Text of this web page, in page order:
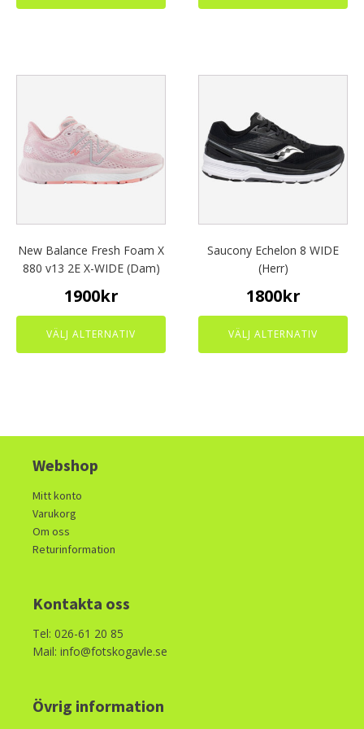
2100kr. 1050kr.
New Balance Fresh Foam X
880 v13 2E X-WIDE (Dam)
1900kr
VÄLJ ALTERNATIV
has
multiple
variants.
be
chosen
on
page
Saucony Echelon 8 WIDE
(Herr)
1800kr
VÄLJ ALTERNATIV
has
multiple
variants.
The
be
chosen
page
Webshop
Mitt konto
Varukorg
Om oss
Returinformation
Kontakta oss
Tel: 026-61 20 85
Mail: info@fotskogavle.se
Övrig information